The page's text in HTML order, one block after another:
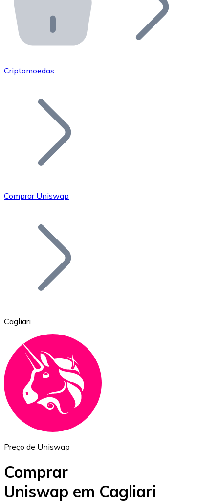
API Bitnovo
Integre nossa API no seu ecossistema.
Junte-se à nossa rede de revendedores e comercialize
Adicione o token do seu projeto ao nosso serviço de
Bitcoin
Ethereum
ETH
Criptomoedas
Comprar Uniswap
Cagliari
Preço de Uniswap
Comprar
Uniswap em Cagliari